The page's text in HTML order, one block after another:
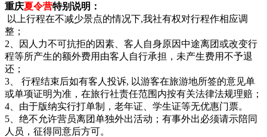
重庆夏令营特别说明：
以上行程在不减少景点的情况下,我社有权对行程作相应调
整；
2、因人力不可抗拒的因素、客人自身原因中途离团或改变行
程等所产生的额外费用由客人自行承担，未产生费用不予退
还；
3、 行程结束后如有客人投诉, 以游客在旅游地所签的意见单
或单项证明为准，在旅行社责任范围内按有关法律法规理赔；
4、由于版纳实行打单制，老年证、学生证等无优惠门票。
5、绝不允许营员离团单独外出活动；有事外出必须请示陪同
人员，征得同意后方可。